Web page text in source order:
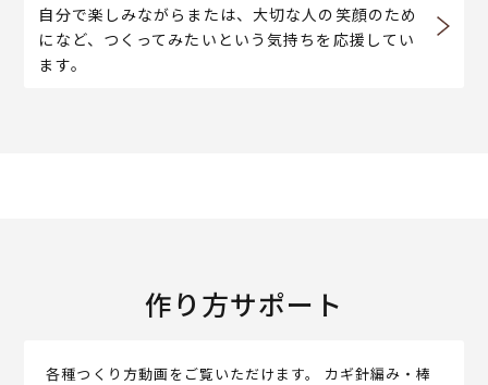
自分で楽しみながらまたは、大切な人の笑顔のため
になど、つくってみたいという気持ちを応援してい
ます。
作り方サポート
各種つくり方動画をご覧いただけます。 カギ針編み・棒